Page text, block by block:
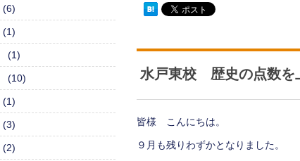
水戸東校 歴史の点数を
皆様 こんにちは。
９月も残りわずかとなりました。
(6)
(1)
(1)
(10)
(1)
(3)
(2)